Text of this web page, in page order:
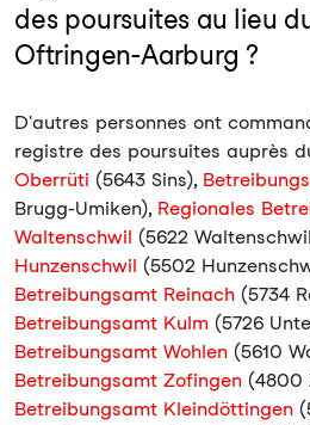
des poursuites au lieu
Oftringen-Aarburg ?
D'autres personnes ont
registre des poursuites auprès
Oberrüti (5643 Sins),
Brugg-Umiken), Regionales
Waltenschwil (5622
Hunzenschwil (5502
Betreibungsamt Reinach (5734
Betreibungsamt Kulm (5726
Betreibungsamt Wohlen (5610
Betreibungsamt Zofingen (4800
Betreibungsamt Kleindöttingen